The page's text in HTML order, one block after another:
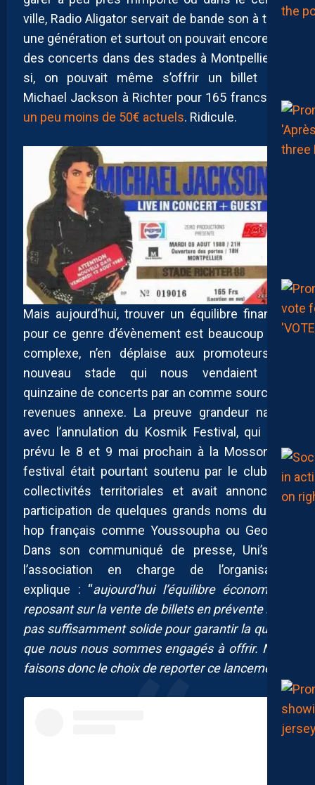
ville, Radio Aligator servait de bande son à toute
une génération et surtout on pouvait encore voir
des concerts dans des stades à Montpellier. Si,
si, on pouvait même s’offrir un billet pour
Michael Jackson à Richter pour 165 francs soit
un peu moins de 50€ actuels. Ridicule.
Mais aujourd’hui, trouver un équilibre financier
pour ce genre d’évènement est beaucoup plus
complexe, n’en déplaise aux promoteurs du
nouveau stade qui nous vendaient une
quinzaine de concerts par an comme source de
revenues annexe. La preuve grandeur nature
avec l’annulation du Kosmik Festival, qui était
prévu le 8 et 9 mai prochain à la Mosson. Le
festival était pourtant soutenu par le club, les
collectivités territoriales et avait annoncé la
participation de quelques grands noms du hip-
hop français comme Youssoupha ou Georgio.
Dans son communiqué de presse, Uni’sons,
l’association en charge de l’organisation
explique : “aujourd’hui l’équilibre économique
reposant sur la vente de billets en prévente n’est
pas suffisamment solide pour garantir la qualité
que nous nous sommes engagés à offrir. Nous
faisons donc le choix de reporter ce lancement